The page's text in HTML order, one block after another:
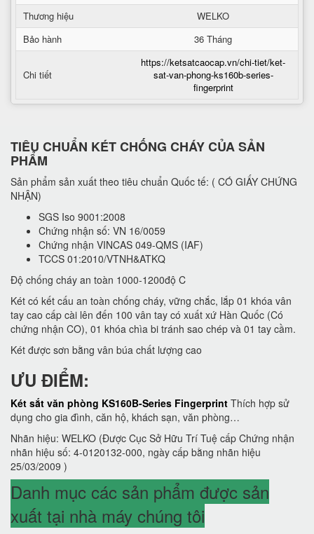
Thương hiệu
WELKO
Bảo hành
36 Tháng
Chi tiết
https://ketsatcaocap.vn/chi-tiet/ket-
sat-van-phong-ks160b-series-
fingerprint
TIÊU CHUẨN KÉT CHỐNG CHÁY CỦA SẢN
PHẨM
Sản phẩm sản xuất theo tiêu chuẩn Quốc tế: ( CÓ GIẤY CHỨNG
NHẬN)
SGS Iso 9001:2008
Chứng nhận số: VN 16/0059
Chứng nhận VINCAS 049-QMS (IAF)
TCCS 01:2010/VTNH&ATKQ
Độ chống cháy an toàn 1000-1200độ C
Két có kết cấu an toàn chống cháy, vững chắc, lắp 01 khóa vân
tay cao cấp cài lên đến 100 vân tay có xuất xứ Hàn Quốc (Có
chứng nhận CO), 01 khóa chìa bi tránh sao chép và 01 tay cầm.
Két được sơn bằng vân búa chất lượng cao
ƯU ĐIỂM:
Két sắt văn phòng KS160B-Series Fingerprint Thích hợp sử
dụng cho gia đình, căn hộ, khách sạn, văn phòng…
Nhãn hiệu: WELKO (Được Cục Sở Hữu Trí Tuệ cấp Chứng nhận
nhãn hiệu số: 4-0120132-000, ngày cấp bằng nhãn hiệu
25/03/2009 )
Danh mục các sản phẩm được sản
xuất tại nhà máy chúng tôi